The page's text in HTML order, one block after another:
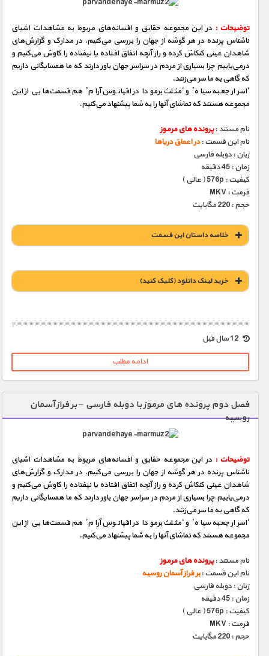
توضیحات :در این مجموعه حقایق و افسانه‌های مربوط به مشاهدات اشیای
ناشناس پرنده در هر گوشه از جهان را بررسی می‌كنیم. در مدارک و گزارش‌های
شاهدان عینی كنكاش كرده و راز آنچه اتفاق‌ افتاده یا نیفتاده را کاوش می‌كنیم و
درمی‌یابیم چرا بسیاری از مردم در سراسر جهان باور دارند که ما همسایگانی داریم
که گاهی به ما سر می‌زنند.
‘اسرار جعبه سیاه’ و ‘مثلث برمودا در اقیانوس آرام’ هم قسمت‌هایی از این
مجموعه هستند که تماشای آنها را به شما پیشنهاد می‌کنیم.
نام مستند :پرونده های مرموز
نام این قسمت :در اعماق دریاها
زبان : دوبله فارسی
زمان : 45 دقیقه
کیفیت : 576p ( عالی )
فرمت : MKV
حجم : 220 مگابایت
خلاصه داستان این قسمت
خريد لينک دانلود (کليک کنيد)
1900 تومان – خريد لينک دانلود (افزودن به سبد خريد)
ادامه مطلب
فصل دوم پرونده های مرموز با دوبله فارسی – بر فراز آسمان
روسیه
توضیحات :در این مجموعه حقایق و افسانه‌های مربوط به مشاهدات اشیای
ناشناس پرنده در هر گوشه از جهان را بررسی می‌كنیم. در مدارک و گزارش‌های
شاهدان عینی كنكاش كرده و راز آنچه اتفاق‌ افتاده یا نیفتاده را کاوش می‌كنیم و
درمی‌یابیم چرا بسیاری از مردم در سراسر جهان باور دارند که ما همسایگانی داریم
که گاهی به ما سر می‌زنند.
‘اسرار جعبه سیاه’ و ‘مثلث برمودا در اقیانوس آرام’ هم قسمت‌هایی از این
مجموعه هستند که تماشای آنها را به شما پیشنهاد می‌کنیم.
نام مستند :پرونده های مرموز
نام این قسمت :بر فراز آسمان روسیه
زبان : دوبله فارسی
زمان : 45 دقیقه
کیفیت : 576p ( عالی )
فرمت : MKV
حجم : 220 مگابایت